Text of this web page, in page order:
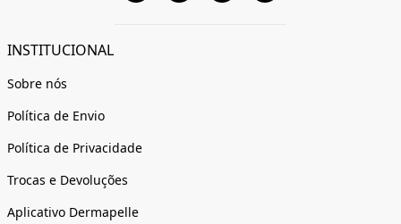
INSTITUCIONAL
Sobre nós
Política de Envio
Política de Privacidade
Trocas e Devoluções
Aplicativo Dermapelle